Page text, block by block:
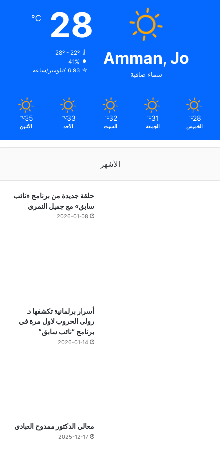
Amman, Jo
سماء صافية
28
℃
28º - 22º
41%
6.93 كيلومتر/ساعة
28
℃
الخميس
31
℃
الجمعة
32
℃
السبت
33
℃
الأحد
35
℃
الأثنين
الأشهر
حلقة جديدة من برنامج «نائب
سابق» مع جميل النمري
2026-01-08
أسرار برلمانية تكشفها د.
رولى الحروب لاول مرة في
برنامج “نائب سابق”
2026-01-14
معالي الدكتور ممدوح العبادي
2025-12-17